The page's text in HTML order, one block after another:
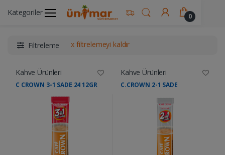
Kategoriler 0
Ünimar Anasayfa İçecekler Kahve Ürünleri
Filtreleme x filtrelemeyi kaldır
Kahve Ürünleri
C CROWN 3-1 SADE 24 12GR
Kahve Ürünleri
C.CROWN 2-1 SADE